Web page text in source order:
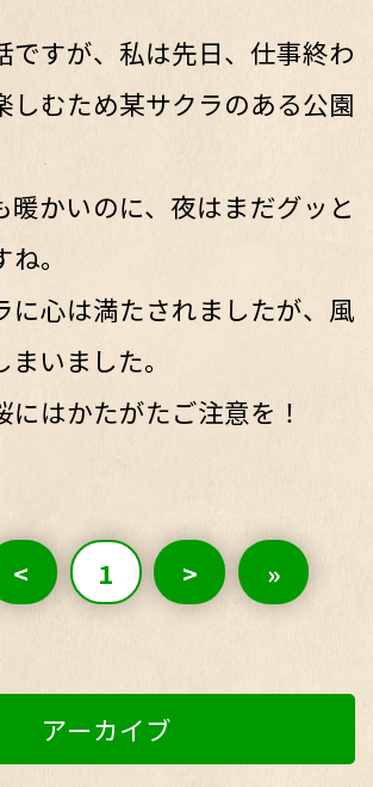
ですが、私は先日、仕事終わ
しむため某サクラのある公園
暖かいのに、夜はまだグッと
。
に心は満たされましたが、風
いました。
にはかたがたご注意を！
< 1 > »
アーカイブ